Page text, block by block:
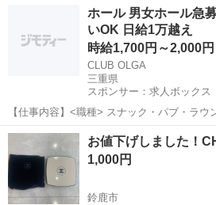
近鉄富田駅 コスメ
ホール 男女ホール急
いOK 日給1万越え
時給1,700円～2,000円
CLUB OLGA
三重県
スポンサー：求人ボックス
【仕事内容】<職種> スナック・パブ・ラ
ック系ホールスタッフ(ナイトワーク系) <雇
ト <給与> [ア・パ]時給1,700円～2,000円 交
通勤の...
アルバイト・パート
お値下げしました！
1,000円
鈴鹿市